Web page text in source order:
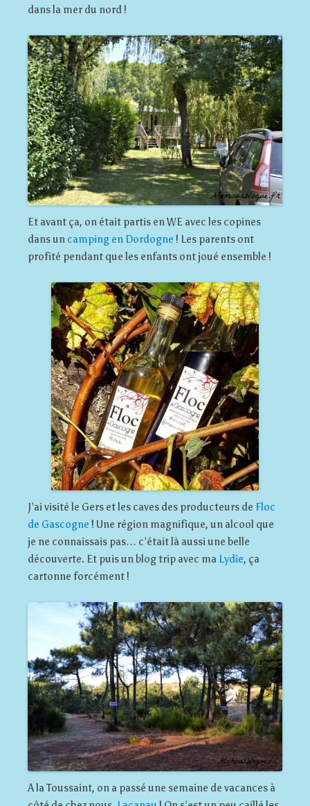
dans la mer du nord !
Et avant ça, on était partis en WE avec les copines
dans un camping en Dordogne ! Les parents ont
profité pendant que les enfants ont joué ensemble !
J’ai visité le Gers et les caves des producteurs de Floc
de Gascogne ! Une région magnifique, un alcool que
je ne connaissais pas… c’était là aussi une belle
découverte. Et puis un blog trip avec ma Lydie, ça
cartonne forcément !
A la Toussaint, on a passé une semaine de vacances à